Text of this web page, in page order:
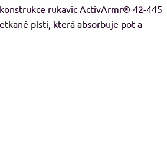
rukavic ActivArmr® 42-445
plsti, která absorbuje pot a